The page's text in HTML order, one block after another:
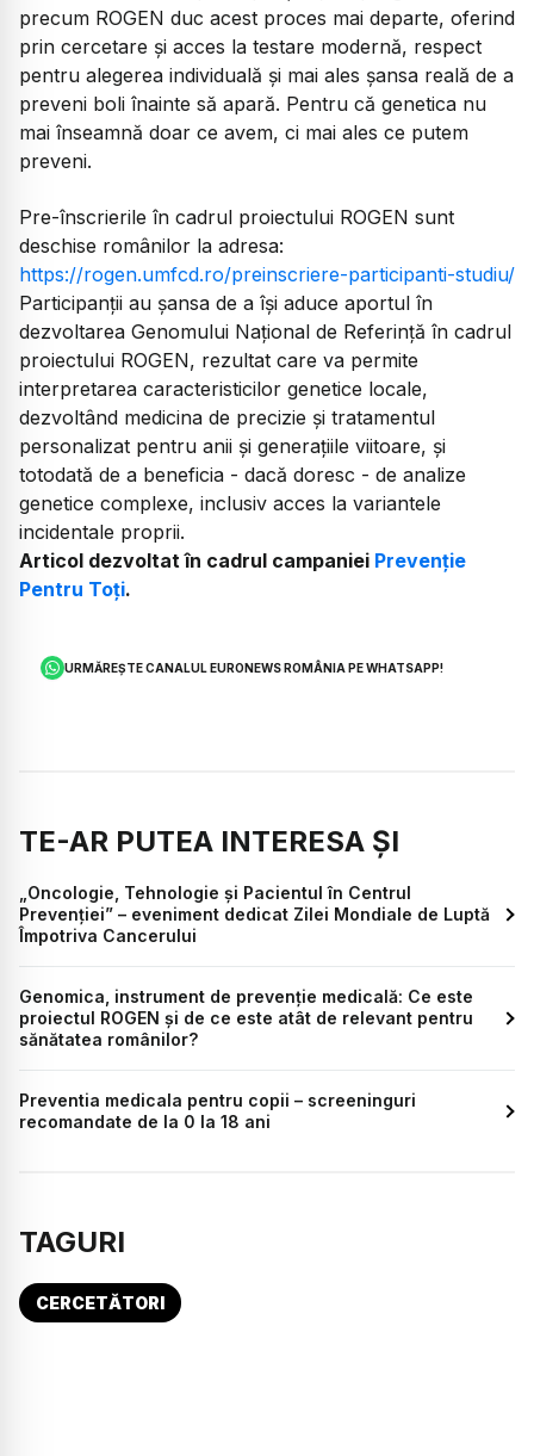
precum ROGEN duc acest proces mai departe, oferind
prin cercetare și acces la testare modernă, respect
pentru alegerea individuală și mai ales șansa reală de a
preveni boli înainte să apară. Pentru că genetica nu
mai înseamnă doar ce avem, ci mai ales ce putem
preveni.
Pre-înscrierile în cadrul proiectului ROGEN sunt
deschise românilor la adresa:
https://rogen.umfcd.ro/preinscriere-participanti-studiu/
Participanții au șansa de a își aduce aportul în
dezvoltarea Genomului Național de Referință în cadrul
proiectului ROGEN, rezultat care va permite
interpretarea caracteristicilor genetice locale,
dezvoltând medicina de precizie și tratamentul
personalizat pentru anii și generațiile viitoare, și
totodată de a beneficia - dacă doresc - de analize
genetice complexe, inclusiv acces la variantele
incidentale proprii.
Articol dezvoltat în cadrul campaniei Prevenție
Pentru Toți.
URMĂREȘTE CANALUL EURONEWS ROMÂNIA PE WHATSAPP!
TE-AR PUTEA INTERESA ȘI
„Oncologie, Tehnologie și Pacientul în Centrul
Prevenției” – eveniment dedicat Zilei Mondiale de Luptă
Împotriva Cancerului
Genomica, instrument de prevenție medicală: Ce este
proiectul ROGEN și de ce este atât de relevant pentru
sănătatea românilor?
Preventia medicala pentru copii – screeninguri
recomandate de la 0 la 18 ani
TAGURI
CERCETĂTORI